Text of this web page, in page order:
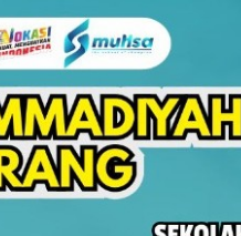
- Dilihat 405 kali